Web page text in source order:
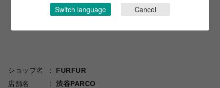
ショップ名
FURFUR
店舗名
渋谷PARCO
Switch language Cancel